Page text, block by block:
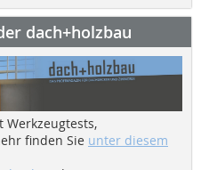
dach+holzbau
Werkzeugtests,
finden Sie unter diesem